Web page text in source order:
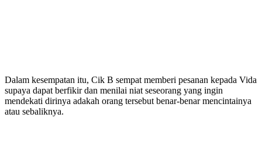
Dalam kesempatan itu, Cik B sempat memberi pesanan kepada Vida
supaya dapat berfikir dan menilai niat seseorang yang ingin
mendekati dirinya adakah orang tersebut benar-benar mencintainya
atau sebaliknya.